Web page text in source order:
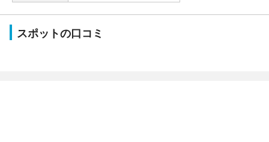
スポットの口コミ